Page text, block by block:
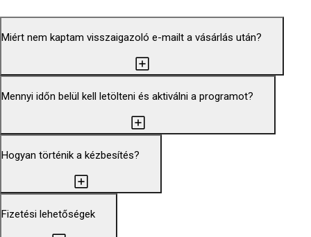
Miért nem kaptam visszaigazoló e-mailt a vásárlás után?
Mennyi időn belül kell letölteni és aktiválni a programot?
Hogyan történik a kézbesítés?
Fizetési lehetőségek